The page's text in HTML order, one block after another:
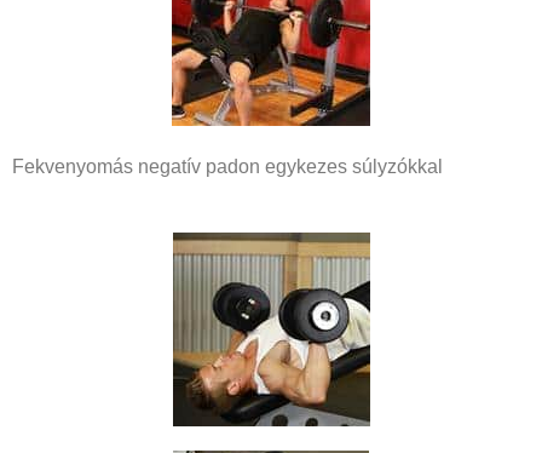
Fekvenyomás negatív padon egykezes súlyzókkal